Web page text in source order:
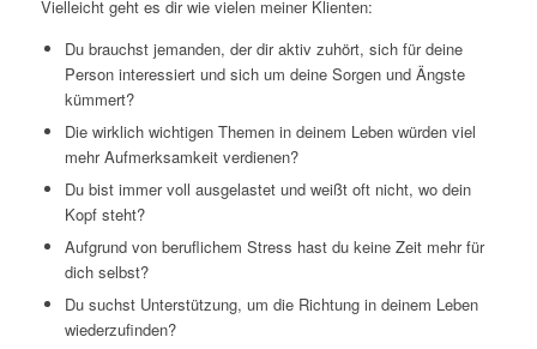
Vielleicht geht es dir wie vielen meiner Klienten:
Du brauchst jemanden, der dir aktiv zuhört, sich für deine
Person interessiert und sich um deine Sorgen und Ängste
kümmert?
Die wirklich wichtigen Themen in deinem Leben würden viel
mehr Aufmerksamkeit verdienen?
Du bist immer voll ausgelastet und weißt oft nicht, wo dein
Kopf steht?
Aufgrund von beruflichem Stress hast du keine Zeit mehr für
dich selbst?
Du suchst Unterstützung, um die Richtung in deinem Leben
wiederzufinden?